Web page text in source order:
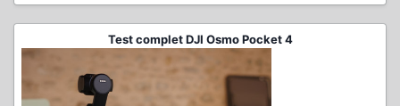
Test complet DJI Osmo Pocket 4